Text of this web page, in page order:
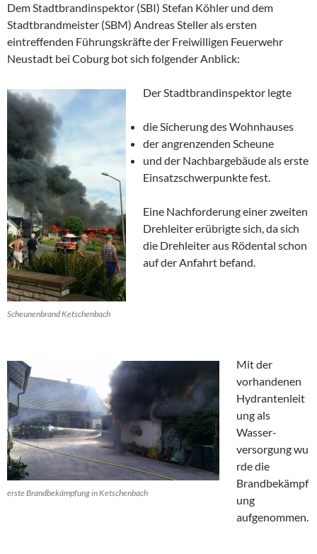
Dem Stadtbrandinspektor (SBI) Stefan Köhler und dem
Stadtbrandmeister (SBM) Andreas Steller als ersten
eintreffenden Führungskräfte der Freiwilligen Feuerwehr
Neustadt bei Coburg bot sich folgender Anblick:
Scheunenbrand Ketschenbach
Der Stadtbrandinspektor legte
die Sicherung des Wohnhauses
der angrenzenden Scheune
und der Nachbargebäude als erste
Einsatzschwerpunkte fest.
Eine Nachforderung einer zweiten
Drehleiter erübrigte sich, da sich
die Drehleiter aus Rödental schon
auf der Anfahrt befand.
erste Brandbekämpfung in Ketschenbach
Mit der
vorhandenen
Hydrantenleit
ung als
Wasser-
versorgung wu
rde die
Brandbekämpf
ung
aufgenommen.